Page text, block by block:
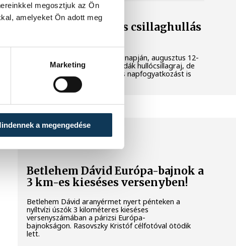
megosztjuk az Ön
amelyeket Ön adott meg
Marketing
a megengedése
Augusztus 12-én
napfogyatkozás és csillaghullás
Az év legsűrűbb csillagászati napján, augusztus 12-
én éjjel tetőzik majd a Perseidák hullócsillagraj, de
ugyanezen a napon részleges napfogyatkozást is
meg lehet majd figyelni.
SPORT
Betlehem Dávid Európa-bajnok a
3 km-es kieséses versenyben!
Betlehem Dávid aranyérmet nyert pénteken a
nyíltvízi úszók 3 kilométeres kieséses
versenyszámában a párizsi Európa-
bajnokságon. Rasovszky Kristóf célfotóval ötödik
lett.